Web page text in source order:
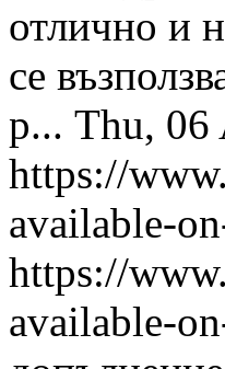
отлично и
се
р... Thu, 06
https://
available-
https://
available-